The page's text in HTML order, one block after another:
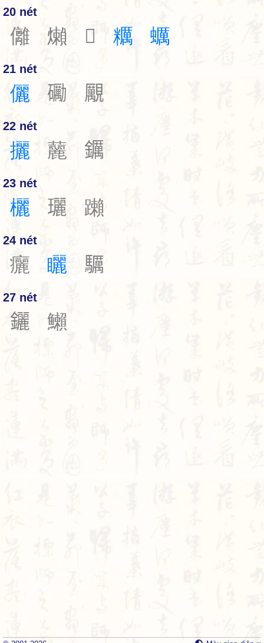
20 nét
㒧 㸊 𥌛 糲 蠣
21 nét
儷 𥗠 𧢝
22 nét
攦 䕻 𨯅
23 nét
欐 𤫟 䠭
24 nét
㿛 矖 𩧃
27 nét
𨰣 䲚